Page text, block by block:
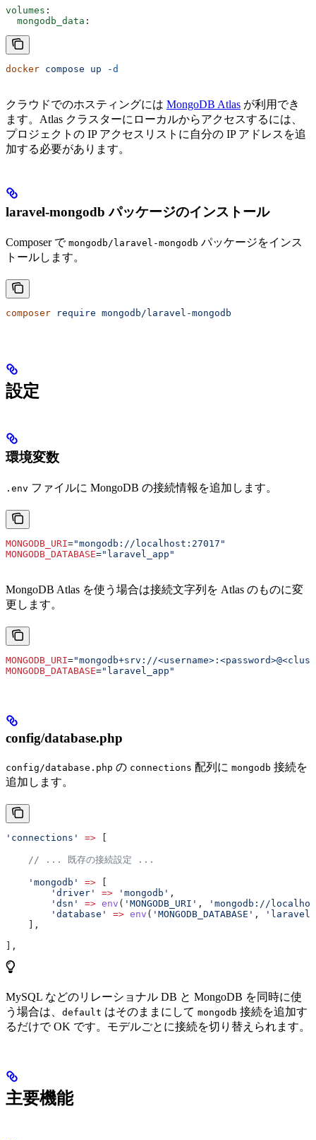
volumes :
  mongodb_data
:
docker compose up -d
クラウドでのホスティングには MongoDB Atlas が利用でき
ます。Atlas クラスターにローカルからアクセスするには、
プロジェクトの IP アクセスリストに自分の IP アドレスを追
加する必要があります。
laravel-mongodb パッケージのインストール
Composer で mongodb/laravel-mongodb パッケージをインス
トールします。
composer require mongodb/laravel-mongodb
設定
環境変数
.env ファイルに MongoDB の接続情報を追加します。
MONGODB_URI="mongodb://localhost:27017"
MONGODB_DATABASE="laravel_app"
MongoDB Atlas を使う場合は接続文字列を Atlas のものに変
更します。
MONGODB_URI="mongodb+srv://
MONGODB_DATABASE="laravel_app"
config/database.php
config/database.php の connections 配列に mongodb 接続を
追加します。
'connections' =>
    // ... 既存の接続設定 ...
    'mongodb'
=>
        'driver'
=> 'mongodb' ,
        'dsn'
=> env ( 'MONGODB_URI' ,
'mongodb://
        'database'
=> env ( 'MONGODB_DATABASE' ,
    ],
],
MySQL などのリレーショナル DB と MongoDB を同時に使
う場合は、 default はそのままにして mongodb 接続を追加す
るだけで OK です。モデルごとに接続を切り替えられます。
主要機能